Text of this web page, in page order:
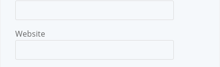
Website